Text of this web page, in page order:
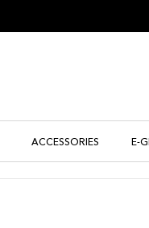
ACCESSORIES E-